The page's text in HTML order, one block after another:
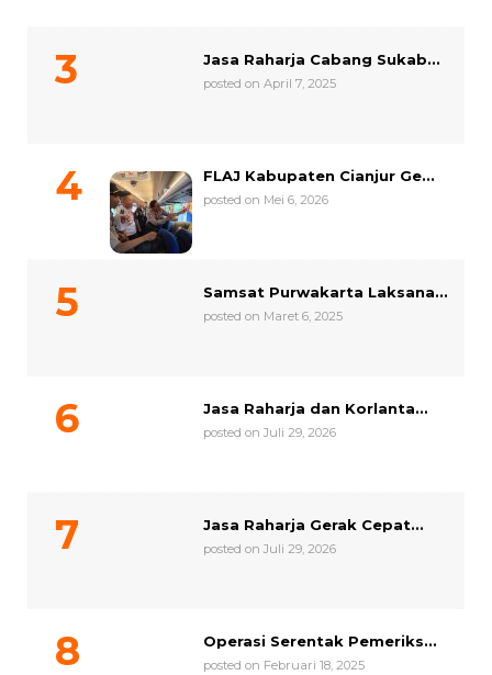
Jasa Raharja Cabang Sukab...
posted on April 7, 2025
FLAJ Kabupaten Cianjur Ge...
posted on Mei 6, 2026
Samsat Purwakarta Laksana...
posted on Maret 6, 2025
Jasa Raharja dan Korlanta...
posted on Juli 29, 2026
Jasa Raharja Gerak Cepat...
posted on Juli 29, 2026
Operasi Serentak Pemeriks...
posted on Februari 18, 2025